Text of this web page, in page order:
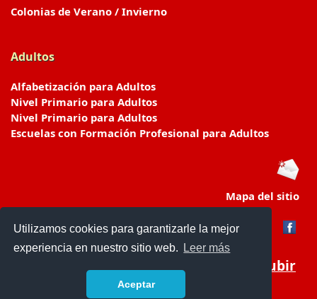
Utilizamos cookies para garantizarle la mejor
experiencia en nuestro sitio web.
Leer más
Aceptar
Colonias de Verano / Invierno
Adultos
Alfabetización para Adultos
Nivel Primario para Adultos
Nivel Primario para Adultos
Escuelas con Formación Profesional para Adultos
Mapa del sitio
Subir